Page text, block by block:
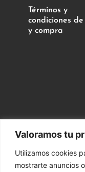
Valoramos tu
Utilizamos cookies
mostrarte anuncios
Términos y
condiciones de
y compra